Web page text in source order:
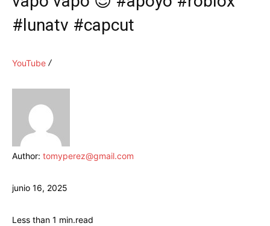
#lunatv #capcut
YouTube
Author: tomyperez@gmail.com
junio 16, 2025
Less than 1 min.read